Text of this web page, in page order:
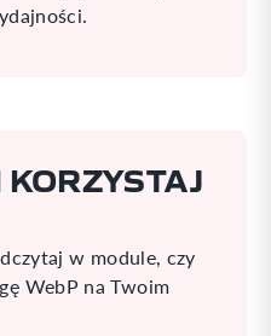
w module, czy
WebP na Twoim